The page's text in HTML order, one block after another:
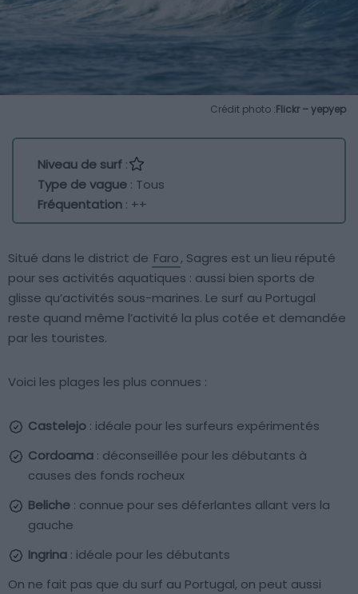
Crédit photo :Flickr – yepyep
Niveau de surf :
Type de vague : Tous
Fréquentation : ++
Situé dans le district de Faro, Sagres est un lieu réputé
pour ses activités aquatiques : aussi bien sports de
glisse qu’activités sous-marines. Le surf au Portugal
reste quand même l’activité la plus cotée et demandée
par les touristes.
Voici les plages les plus connues :
Castelejo : idéale pour les surfeurs expérimentés
Cordoama : déconseillée pour les débutants à
causes des fonds rocheux
Beliche : connue pour ses déferlantes allant vers la
gauche
Ingrina : idéale pour les débutants
On ne fait pas que du surf au Portugal, on peut aussi